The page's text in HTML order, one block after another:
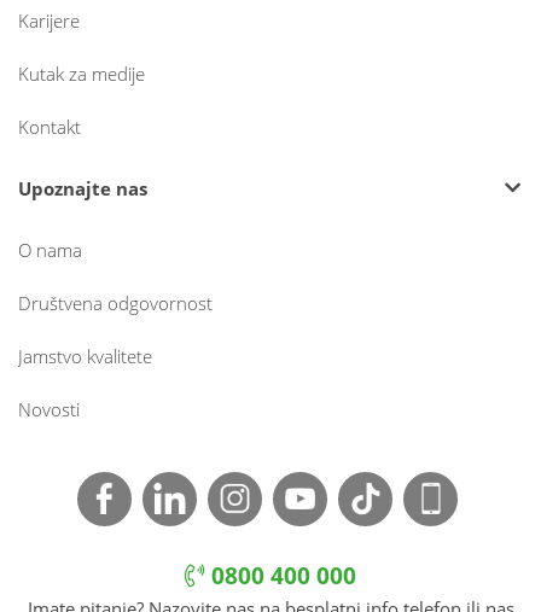
Karijere
Kutak za medije
Kontakt
Upoznajte nas
O nama
Društvena odgovornost
Jamstvo kvalitete
Novosti
0800 400 000